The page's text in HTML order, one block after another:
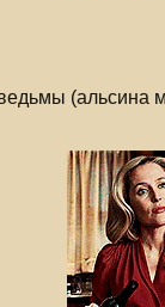
(альсина